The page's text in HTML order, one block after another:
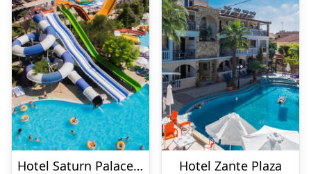
Hotel Saturn Palace Resort Hotel Zante Plaza